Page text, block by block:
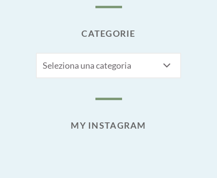
CATEGORIE
MY INSTAGRAM